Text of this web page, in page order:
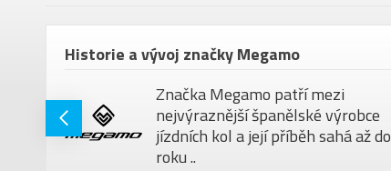
Historie a vývoj značky Megamo
Značka Megamo patří mezi
nejvýraznější španělské výrobce
jízdních kol a její příběh sahá až do
roku ..